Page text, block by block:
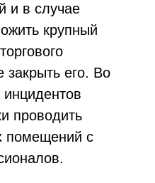
и в случае
крупный
закрыть его. Во
инцидентов
проводить
помещений с